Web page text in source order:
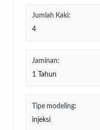
Jumlah Kaki:
4
Jaminan:
1 Tahun
Tipe modeling:
injeksi